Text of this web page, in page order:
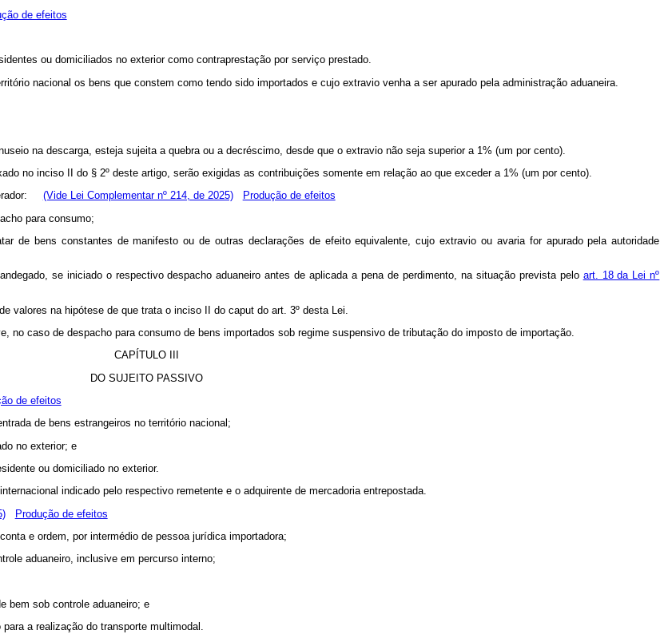
de efeitos
ou domiciliados no exterior como contraprestação por serviço prestado.
nacional os bens que constem como tendo sido importados e cujo extravio venha a ser apurado pela administração aduaneira.
na descarga, esteja sujeita a quebra ou a decréscimo, desde que o extravio não seja superior a 1% (um por cento).
no inciso II do § 2º deste artigo, serão exigidas as contribuições somente em relação ao que exceder a 1% (um por cento).
(Vide Lei Complementar nº 214, de 2025)
Produção de efeitos
para consumo;
de bens constantes de manifesto ou de outras declarações de efeito equivalente, cujo extravio ou avaria for apurado pela autoridade
se iniciado o respectivo despacho aduaneiro antes de aplicada a pena de perdimento, na situação prevista pelo art. 18 da Lei nº
valores na hipótese de que trata o inciso II do caput do art. 3º desta Lei.
no caso de despacho para consumo de bens importados sob regime suspensivo de tributação do imposto de importação.
CAPÍTULO III
DO SUJEITO PASSIVO
de efeitos
de bens estrangeiros no território nacional;
no exterior; e
ou domiciliado no exterior.
indicado pelo respectivo remetente e o adquirente de mercadoria entrepostada.
Produção de efeitos
e ordem, por intermédio de pessoa jurídica importadora;
aduaneiro, inclusive em percurso interno;
bem sob controle aduaneiro; e
a realização do transporte multimodal.